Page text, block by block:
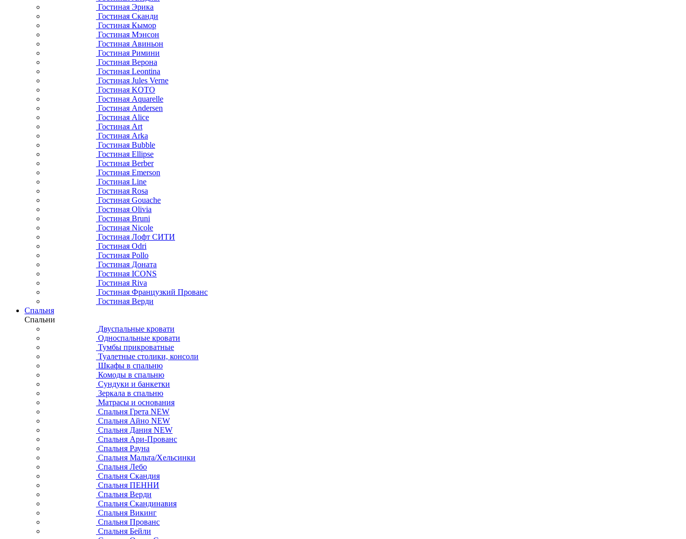
Гостиная Эрика
Гостиная Сканди
Гостиная Кымор
Гостиная Мэнсон
Гостиная Авиньон
Гостиная Римини
Гостиная Верона
Гостиная Leontina
Гостиная Jules Verne
Гостиная KOTO
Гостиная Aquarelle
Гостиная Andersen
Гостиная Alice
Гостиная Art
Гостиная Arka
Гостиная Bubble
Гостиная Ellipse
Гостиная Berber
Гостиная Emerson
Гостиная Line
Гостиная Rosa
Гостиная Gouache
Гостиная Olivia
Гостиная Bruni
Гостиная Nicole
Гостиная Лофт СИТИ
Гостиная Odri
Гостиная Pollo
Гостиная Доната
Гостиная ICONS
Гостиная Riva
Гостиная Французкий Прованс
Гостиная Верди
Спальня
Спальни
Двуспальные кровати
Односпальные кровати
Тумбы прикроватные
Туалетные столики, консоли
Шкафы в спальню
Комоды в спальню
Сундуки и банкетки
Зеркала в спальню
Матрасы и основания
Спальня Грета NEW
Спальня Айно NEW
Спальня Дания NEW
Спальня Ари-Прованс
Спальня Рауна
Спальня Мальта/Хельсинки
Спальня Лебо
Спальня Скандия
Спальня ПЕННИ
Спальня Верди
Спальня Скандинавия
Спальня Викинг
Спальня Прованс
Спальня Бейли